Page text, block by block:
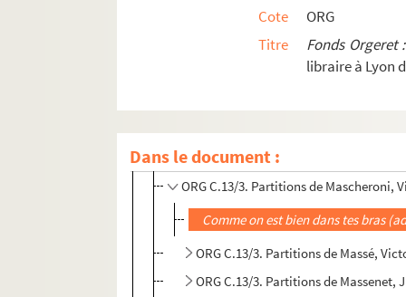
Cote
ORG
Titre
Fonds Orgeret
libraire à Lyon
Dans le document :
ORG C.13/3. Partitions de Martine,
ORG C.13/3. Partitions de
ORG C.13/3. Partitions de Martinez,
ORG C.13/3. Partitions de Marty,
ORG C.13/3. Partitions de Masini, F.
ORG C.13/3. Partitions de Mascheroni,
Comme on est bien dans tes bras
ORG C.13/3. Partitions de Massé,
ORG C.13/3. Partitions de Massenet,